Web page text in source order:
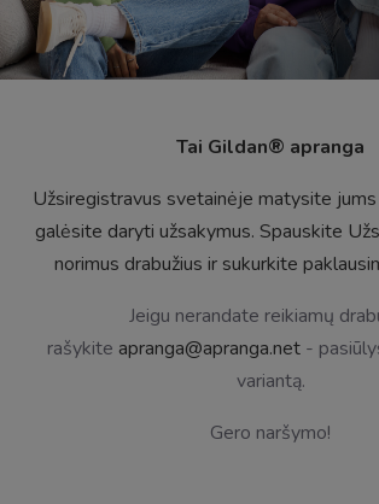
Tai Gildan® apranga
Užsiregistravus svetainėje matysite
galėsite daryti užsakymus. Spauskite
norimus drabužius ir sukurkite
Jeigu nerandate reikiamų
rašykite apranga@apranga.net -
variantą.
Gero naršymo!